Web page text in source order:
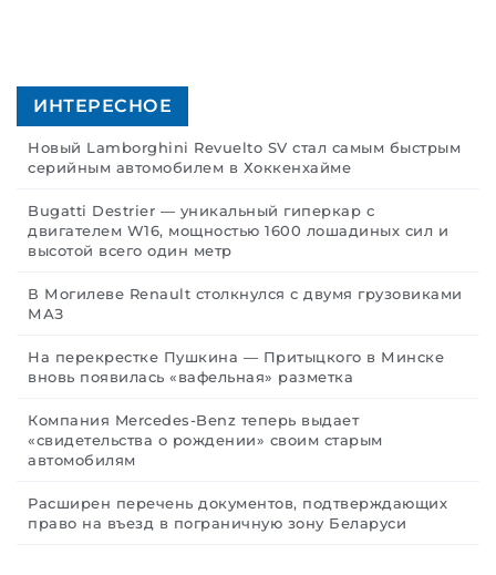
ИНТЕРЕСНОЕ
Новый Lamborghini Revuelto SV стал самым быстрым
серийным автомобилем в Хоккенхайме
Bugatti Destrier — уникальный гиперкар с
двигателем W16, мощностью 1600 лошадиных сил и
высотой всего один метр
В Могилеве Renault столкнулся с двумя грузовиками
МАЗ
На перекрестке Пушкина — Притыцкого в Минске
вновь появилась «вафельная» разметка
Компания Mercedes-Benz теперь выдает
«свидетельства о рождении» своим старым
автомобилям
Расширен перечень документов, подтверждающих
право на въезд в пограничную зону Беларуси